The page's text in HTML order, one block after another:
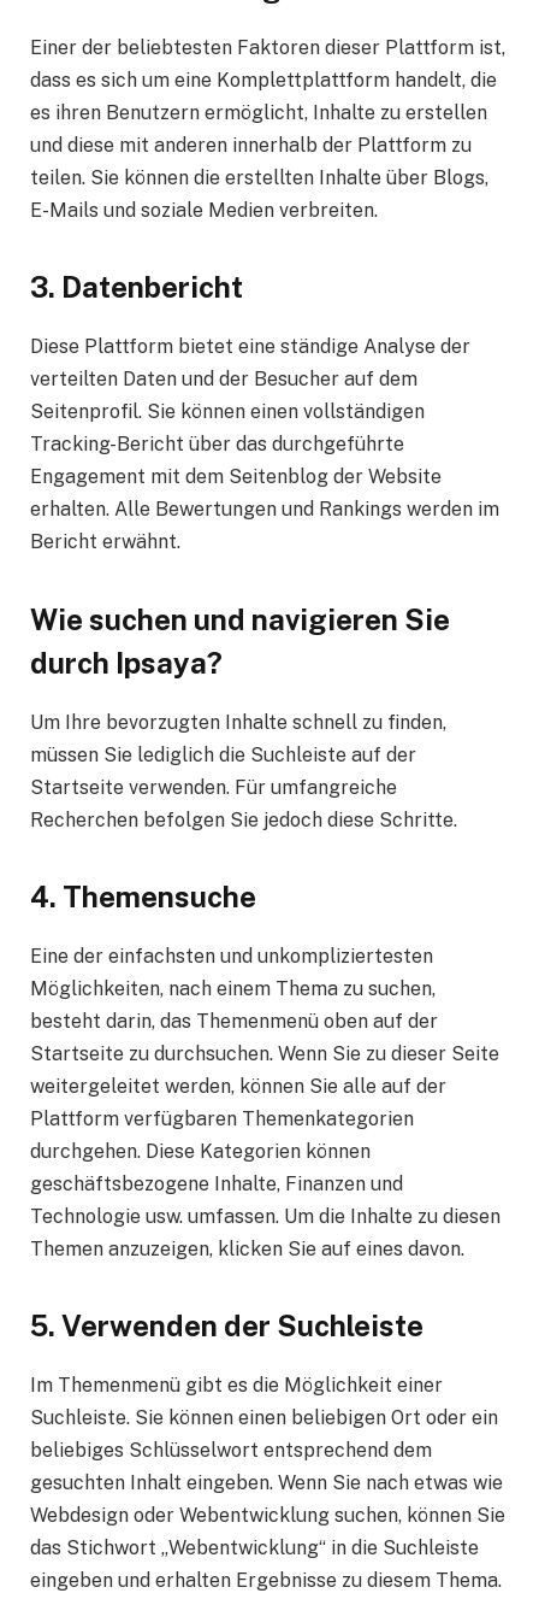
Einer der beliebtesten Faktoren dieser Plattform ist,
dass es sich um eine Komplettplattform handelt, die
es ihren Benutzern ermöglicht, Inhalte zu erstellen
und diese mit anderen innerhalb der Plattform zu
teilen. Sie können die erstellten Inhalte über Blogs,
E-Mails und soziale Medien verbreiten.
3. Datenbericht
Diese Plattform bietet eine ständige Analyse der
verteilten Daten und der Besucher auf dem
Seitenprofil. Sie können einen vollständigen
Tracking-Bericht über das durchgeführte
Engagement mit dem Seitenblog der Website
erhalten. Alle Bewertungen und Rankings werden im
Bericht erwähnt.
Wie suchen und navigieren Sie
durch Ipsaya?
Um Ihre bevorzugten Inhalte schnell zu finden,
müssen Sie lediglich die Suchleiste auf der
Startseite verwenden. Für umfangreiche
Recherchen befolgen Sie jedoch diese Schritte.
4. Themensuche
Eine der einfachsten und unkompliziertesten
Möglichkeiten, nach einem Thema zu suchen,
besteht darin, das Themenmenü oben auf der
Startseite zu durchsuchen. Wenn Sie zu dieser Seite
weitergeleitet werden, können Sie alle auf der
Plattform verfügbaren Themenkategorien
durchgehen. Diese Kategorien können
geschäftsbezogene Inhalte, Finanzen und
Technologie usw. umfassen. Um die Inhalte zu diesen
Themen anzuzeigen, klicken Sie auf eines davon.
5. Verwenden der Suchleiste
Im Themenmenü gibt es die Möglichkeit einer
Suchleiste. Sie können einen beliebigen Ort oder ein
beliebiges Schlüsselwort entsprechend dem
gesuchten Inhalt eingeben. Wenn Sie nach etwas wie
Webdesign oder Webentwicklung suchen, können Sie
das Stichwort „Webentwicklung“ in die Suchleiste
eingeben und erhalten Ergebnisse zu diesem Thema.